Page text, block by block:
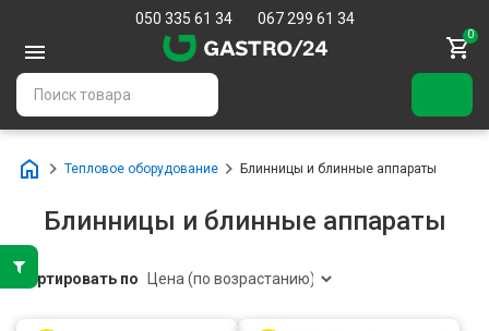
050 335 61 34 067 299 61 34
0
Тепловое оборудование Блинницы и блинные аппараты
Блинницы и блинные аппараты
Сортировать по